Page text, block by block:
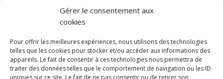
Gérer le consentement aux
cookies
Pour offrir les meilleures expériences, nous utilisons des technologies
telles que les cookies pour stocker et/ou accéder aux informations des
appareils. Le fait de consentir à ces technologies nous permettra de
traiter des données telles que le comportement de navigation ou les ID
uniques sur ce site. Le fait de ne pas consentir ou de retirer son
Communauté de Communes Les Portes de l’Île-
CONTACT
90 Avenue du Professeur-Emile-Sergent